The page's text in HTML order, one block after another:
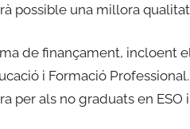
possible una millora
de finançament, incloent
i Formació
per als no graduats en